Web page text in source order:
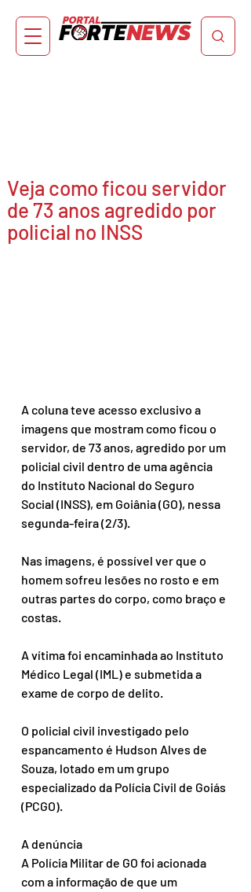
Veja como ficou servidor
de 73 anos agredido por
policial no INSS
A coluna teve acesso exclusivo a
imagens que mostram como ficou o
servidor, de 73 anos, agredido por um
policial civil dentro de uma agência
do Instituto Nacional do Seguro
Social (INSS), em Goiânia (GO), nessa
segunda-feira (2/3).
Nas imagens, é possível ver que o
homem sofreu lesões no rosto e em
outras partes do corpo, como braço e
costas.
A vítima foi encaminhada ao Instituto
Médico Legal (IML) e submetida a
exame de corpo de delito.
O policial civil investigado pelo
espancamento é Hudson Alves de
Souza, lotado em um grupo
especializado da Polícia Civil de Goiás
(PCGO).
A denúncia
A Polícia Militar de GO foi acionada
com a informação de que um